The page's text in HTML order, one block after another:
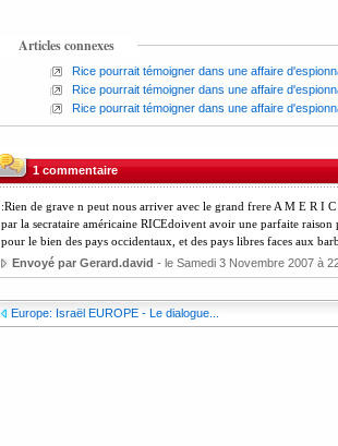
Articles connexes
Rice pourrait témoigner dans une affaire
Rice pourrait témoigner dans une affaire
Rice pourrait témoigner dans une affaire
1 commentaire
:Rien de grave n peut nous arriver avec le grand frere A M E R I
par la secrataire américaine RICEdoivent avoir une parfaite
pour le bien des pays occidentaux, et des pays libres faces aux
Envoyé par Gerard.david - le Samedi 3 Novembre 2007 à
Europe: Israël EUROPE - Le dialogue...